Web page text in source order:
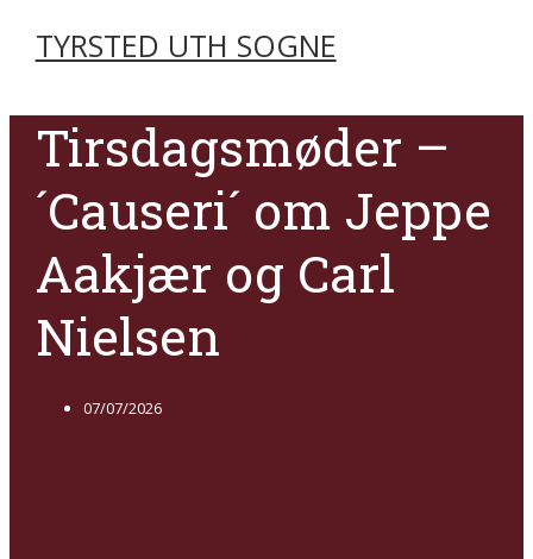
TYRSTED UTH SOGNE
Tirsdagsmøder –
´Causeri´ om Jeppe
Aakjær og Carl
Nielsen
07/07/2026